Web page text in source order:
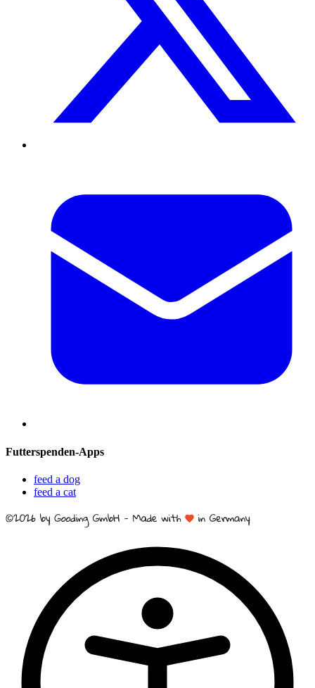
Futterspenden-Apps
feed a dog
feed a cat